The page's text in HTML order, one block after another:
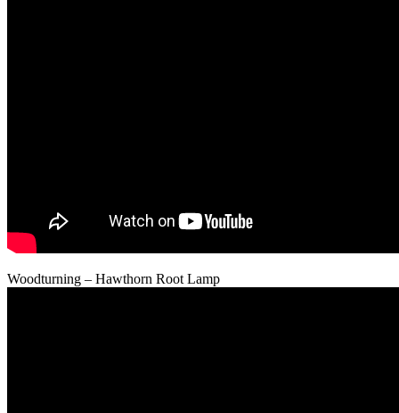
Woodturning – Hawthorn Root Lamp